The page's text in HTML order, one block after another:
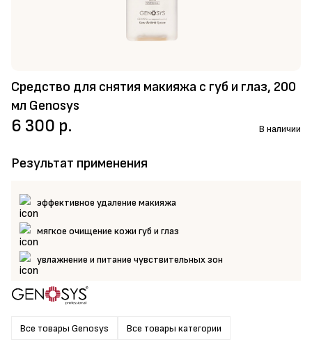
Средство для снятия макияжа с губ и глаз, 200
мл Genosys
Результат применения
эффективное удаление макияжа
мягкое очищение кожи губ и глаз
увлажнение и питание чувствительных зон
Все товары Genosys Все товары категории
6 300 р. В наличии